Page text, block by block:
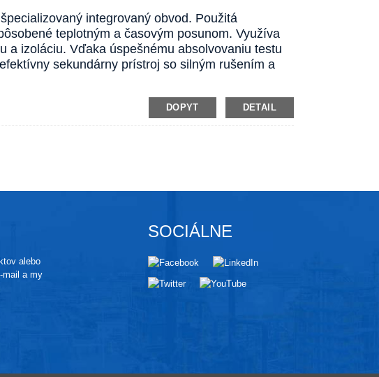
integrovaný obvod. Použitá
teplotným a časovým posunom. Využíva
a izoláciu. Vďaka úspešnému absolvovaniu testu
sekundárny prístroj so silným rušením a
DOPYT DETAIL
alebo
mail a my
SOCIÁLNE